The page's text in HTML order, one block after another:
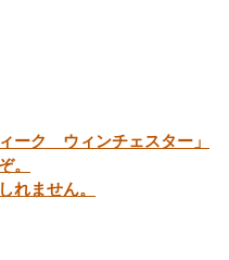
ーク ウィンチェスター」
。
れません。